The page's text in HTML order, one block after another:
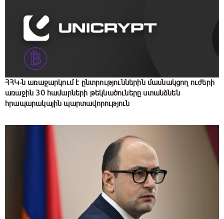
ՀՀԿ-ն առաջարկում է ընտրություններին մասնակցող ուժերի
առաջին 30 համարների թեկնածուները ստանձնեն
հրապարակային պարտավորություն